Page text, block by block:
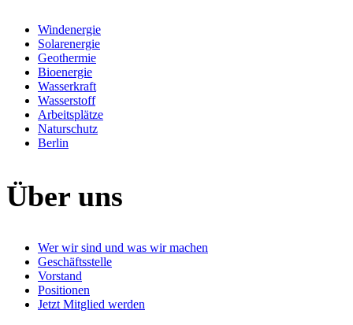
Windenergie
Solarenergie
Geothermie
Bioenergie
Wasserkraft
Wasserstoff
Arbeitsplätze
Naturschutz
Berlin
Über uns
Wer wir sind und was wir machen
Geschäftsstelle
Vorstand
Positionen
Jetzt Mitglied werden